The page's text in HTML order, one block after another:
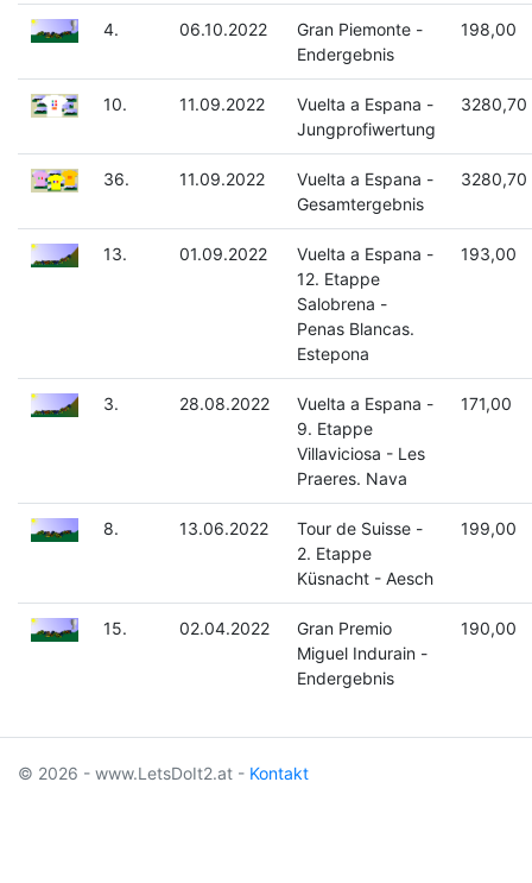
4. 06.10.2022
Gran Piemonte -
Endergebnis
198,00
10. 11.09.2022
Vuelta a Espana -
Jungprofiwertung
3280,70
36. 11.09.2022
Vuelta a Espana -
Gesamtergebnis
3280,70
13. 01.09.2022
Vuelta a Espana -
12. Etappe
Salobrena -
Penas Blancas.
Estepona
193,00
3. 28.08.2022
Vuelta a Espana -
9. Etappe
Villaviciosa - Les
Praeres. Nava
171,00
8. 13.06.2022
Tour de Suisse -
2. Etappe
Küsnacht - Aesch
199,00
15. 02.04.2022
Gran Premio
Miguel Indurain -
Endergebnis
190,00
© 2026 - www.LetsDoIt2.at - Kontakt